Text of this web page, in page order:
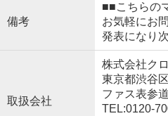
備考
■■こちらの
お気軽にお
発表になり
取扱会社
株式会社ク
東京都渋谷
ファス表参
TEL:0120-